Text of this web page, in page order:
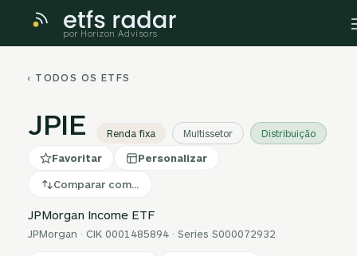
por Horizon Advisors
‹ TODOS OS ETFS
JPIE Renda fixa Multissetor Distribuição
Favoritar Personalizar
Comparar com…
JPMorgan Income ETF
JPMorgan · CIK 0001485894 · Series S000072932